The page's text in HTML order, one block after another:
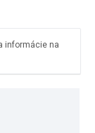
informácie na